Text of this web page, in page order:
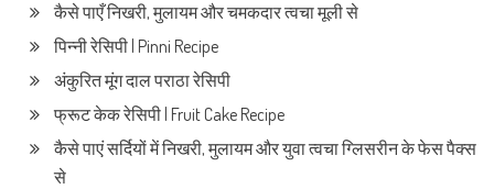
कैसे पाएँ निखरी, मुलायम और चमकदार त्वचा मूली से
पिन्नी रेसिपी | Pinni Recipe
अंकुरित मूंग दाल पराठा रेसिपी
फ्रूट केक रेसिपी | Fruit Cake Recipe
कैसे पाएं सर्दियों में निखरी, मुलायम और युवा त्वचा ग्लिसरीन के फेस पैक्स
से